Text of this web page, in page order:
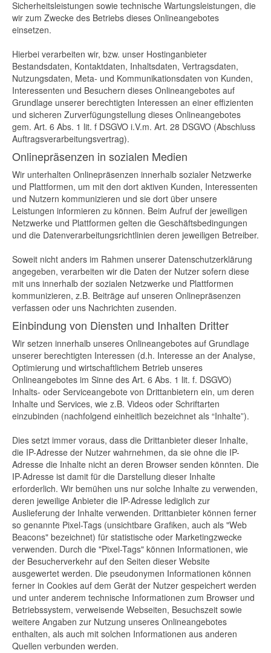
Sicherheitsleistungen sowie technische Wartungsleistungen, die
wir zum Zwecke des Betriebs dieses Onlineangebotes
einsetzen.
Hierbei verarbeiten wir, bzw. unser Hostinganbieter
Bestandsdaten, Kontaktdaten, Inhaltsdaten, Vertragsdaten,
Nutzungsdaten, Meta- und Kommunikationsdaten von Kunden,
Interessenten und Besuchern dieses Onlineangebotes auf
Grundlage unserer berechtigten Interessen an einer effizienten
und sicheren Zurverfügungstellung dieses Onlineangebotes
gem. Art. 6 Abs. 1 lit. f DSGVO i.V.m. Art. 28 DSGVO (Abschluss
Auftragsverarbeitungsvertrag).
Onlinepräsenzen in sozialen Medien
Wir unterhalten Onlinepräsenzen innerhalb sozialer Netzwerke
und Plattformen, um mit den dort aktiven Kunden, Interessenten
und Nutzern kommunizieren und sie dort über unsere
Leistungen informieren zu können. Beim Aufruf der jeweiligen
Netzwerke und Plattformen gelten die Geschäftsbedingungen
und die Datenverarbeitungsrichtlinien deren jeweiligen Betreiber.
Soweit nicht anders im Rahmen unserer Datenschutzerklärung
angegeben, verarbeiten wir die Daten der Nutzer sofern diese
mit uns innerhalb der sozialen Netzwerke und Plattformen
kommunizieren, z.B. Beiträge auf unseren Onlinepräsenzen
verfassen oder uns Nachrichten zusenden.
Einbindung von Diensten und Inhalten Dritter
Wir setzen innerhalb unseres Onlineangebotes auf Grundlage
unserer berechtigten Interessen (d.h. Interesse an der Analyse,
Optimierung und wirtschaftlichem Betrieb unseres
Onlineangebotes im Sinne des Art. 6 Abs. 1 lit. f. DSGVO)
Inhalts- oder Serviceangebote von Drittanbietern ein, um deren
Inhalte und Services, wie z.B. Videos oder Schriftarten
einzubinden (nachfolgend einheitlich bezeichnet als “Inhalte”).
Dies setzt immer voraus, dass die Drittanbieter dieser Inhalte,
die IP-Adresse der Nutzer wahrnehmen, da sie ohne die IP-
Adresse die Inhalte nicht an deren Browser senden könnten. Die
IP-Adresse ist damit für die Darstellung dieser Inhalte
erforderlich. Wir bemühen uns nur solche Inhalte zu verwenden,
deren jeweilige Anbieter die IP-Adresse lediglich zur
Auslieferung der Inhalte verwenden. Drittanbieter können ferner
so genannte Pixel-Tags (unsichtbare Grafiken, auch als "Web
Beacons" bezeichnet) für statistische oder Marketingzwecke
verwenden. Durch die "Pixel-Tags" können Informationen, wie
der Besucherverkehr auf den Seiten dieser Website
ausgewertet werden. Die pseudonymen Informationen können
ferner in Cookies auf dem Gerät der Nutzer gespeichert werden
und unter anderem technische Informationen zum Browser und
Betriebssystem, verweisende Webseiten, Besuchszeit sowie
weitere Angaben zur Nutzung unseres Onlineangebotes
enthalten, als auch mit solchen Informationen aus anderen
Quellen verbunden werden.